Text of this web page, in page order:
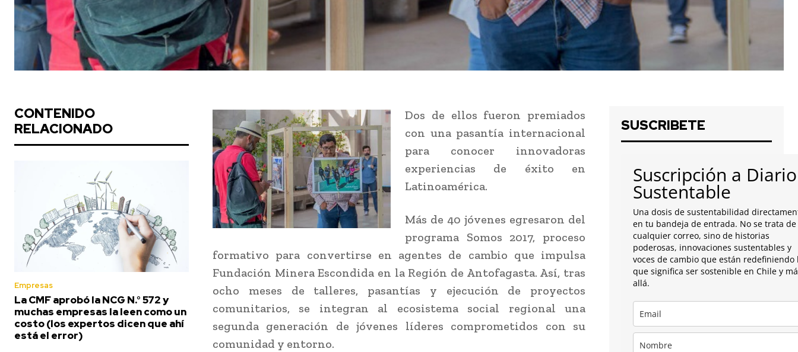
CONTENIDO
RELACIONADO
Empresas
La CMF aprobó la NCG N.° 572 y
muchas empresas la leen como un
costo (los expertos dicen que ahí
está el error)
Dos de ellos fueron premiados
con una pasantía internacional
para conocer innovadoras
experiencias de éxito en
Latinoamérica.
Más de 40 jóvenes egresaron del
programa Somos 2017, proceso
formativo para convertirse en agentes de cambio que impulsa
Fundación Minera Escondida en la Región de Antofagasta. Así, tras
ocho meses de talleres, pasantías y ejecución de proyectos
comunitarios, se integran al ecosistema social regional una
segunda generación de jóvenes líderes comprometidos con su
comunidad y entorno.
SUSCRIBETE
Suscripción a Diario
Sustentable
Una dosis de sustentabilidad
en tu bandeja de entrada. No se trata de
cualquier correo, sino de historias
poderosas, innovaciones sustentables y
voces de cambio que están redefiniendo
que significa ser sostenible en Chile y
allá.